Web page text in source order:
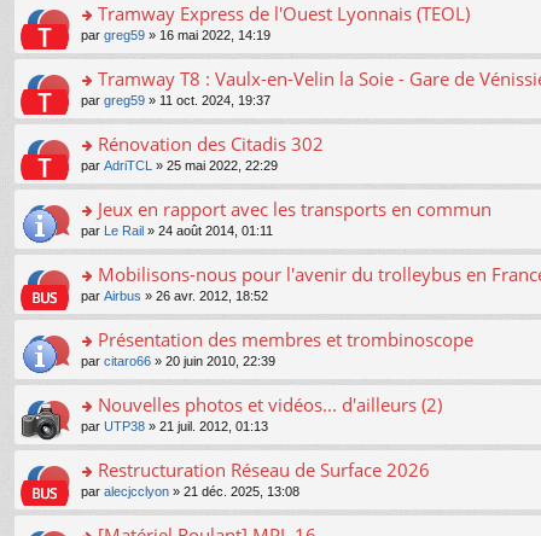
le
m
e
s
a
g
e
n
o
lu
le
pl
u
s
e
nt
o
n
ult
er
le
m
e
a
g
e
n
n
lu
le
pl
u
ré
c
e
nt
Tramway Express de l'Ouest Lyonnais (TEOL)
par greg59 » 16 mai 2022, 14:19
o
n
ult
er
le
m
e
a
g
e
n
n
lu
le
pl
u
ré
c
e
Tramway T8 : Vaulx-en-Velin la Soie - Gare de
par greg59 » 11 oct. 2024, 19:37
o
n
ult
er
le
m
e
a
g
e
n
n
lu
le
pl
u
Rénovation des Citadis 302
par AdriTCL » 25 mai 2022, 22:29
o
n
ult
er
le
m
e
a
g
e
n
n
lu
Jeux en rapport avec les transports en commun
par Le Rail » 24 août 2014, 01:11
o
n
ult
er
le
m
e
a
g
e
n
Mobilisons-nous pour l'avenir du trolleybus en
par Airbus » 26 avr. 2012, 18:52
o
n
ult
er
le
m
e
Présentation des membres et trombinoscope
par citaro66 » 20 juin 2010, 22:39
o
n
ult
er
le
Nouvelles photos et vidéos... d'ailleurs (2)
par UTP38 » 21 juil. 2012, 01:13
o
n
Restructuration Réseau de Surface 2026
par alecjcclyon » 21 déc. 2025, 13:08